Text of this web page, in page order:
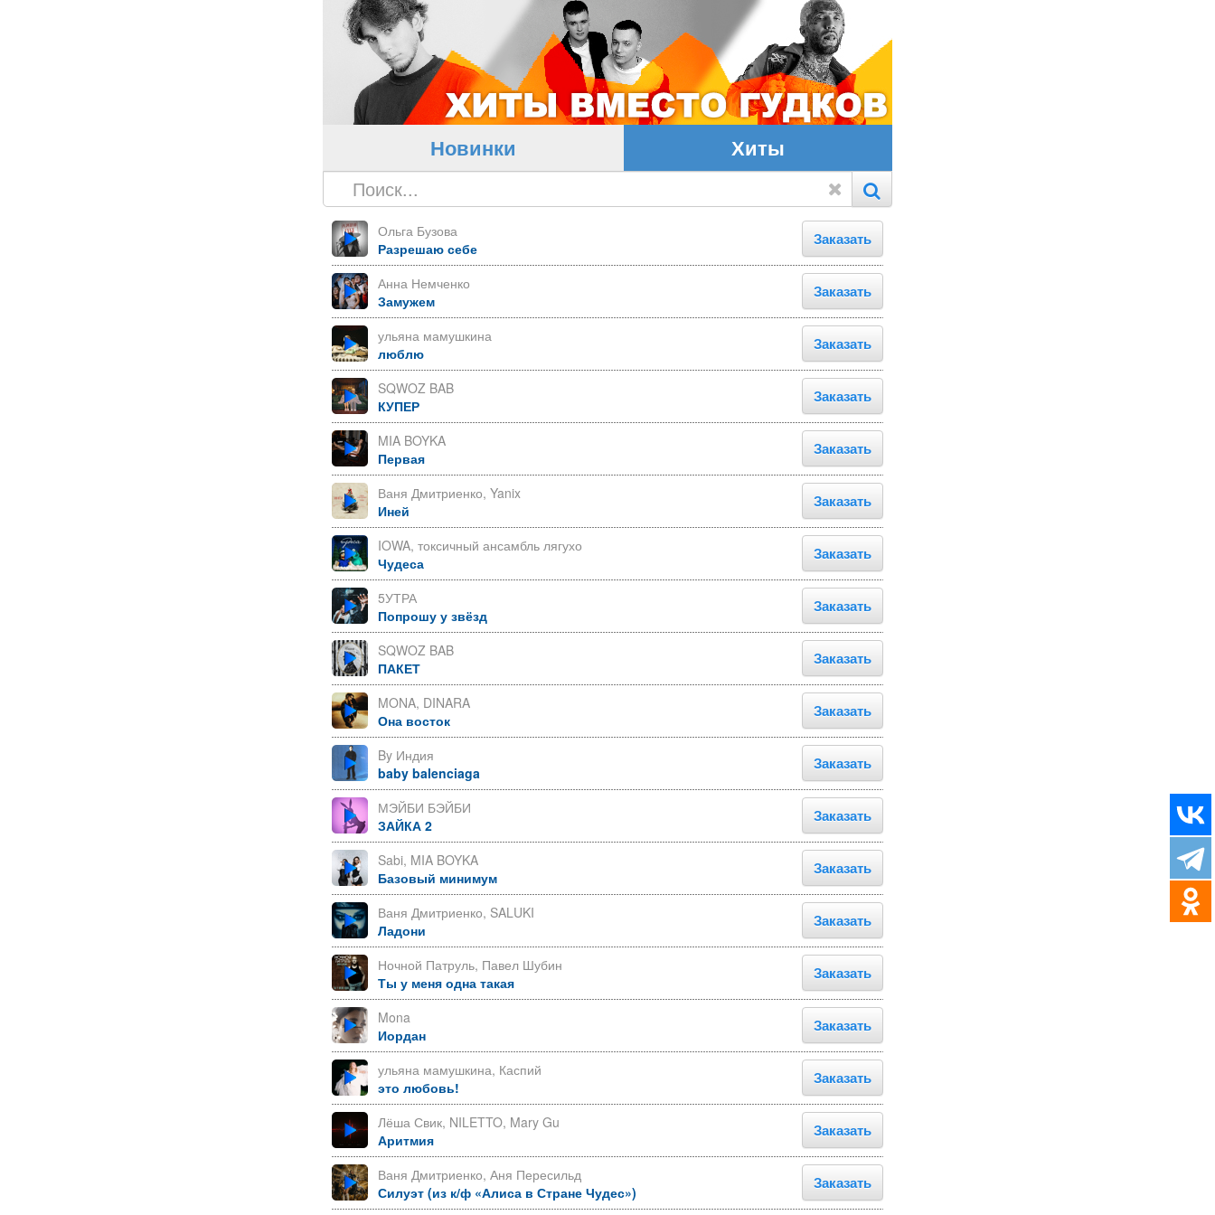
Новинки Хиты
Ольга Бузова
Разрешаю себе
Заказать
Анна Немченко
Замужем
Заказать
ульяна мамушкина
люблю
Заказать
SQWOZ BAB
КУПЕР
Заказать
MIA BOYKA
Первая
Заказать
Ваня Дмитриенко, Yanix
Иней
Заказать
IOWA, токсичный ансамбль лягухо
Чудеса
Заказать
5УТРА
Попрошу у звёзд
Заказать
SQWOZ BAB
ПАКЕТ
Заказать
MONA, DINARA
Она восток
Заказать
By Индия
baby balenciaga
Заказать
МЭЙБИ БЭЙБИ
ЗАЙКА 2
Заказать
Sabi, MIA BOYKA
Базовый минимум
Заказать
Ваня Дмитриенко, SALUKI
Ладони
Заказать
Ночной Патруль, Павел Шубин
Ты у меня одна такая
Заказать
Mona
Иордан
Заказать
ульяна мамушкина, Каспий
это любовь!
Заказать
Лёша Свик, NILETTO, Mary Gu
Аритмия
Заказать
Ваня Дмитриенко, Аня Пересильд
Силуэт (из к/ф «Алиса в Стране Чудес»)
Заказать